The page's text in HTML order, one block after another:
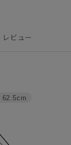
レビュー
62.5cm